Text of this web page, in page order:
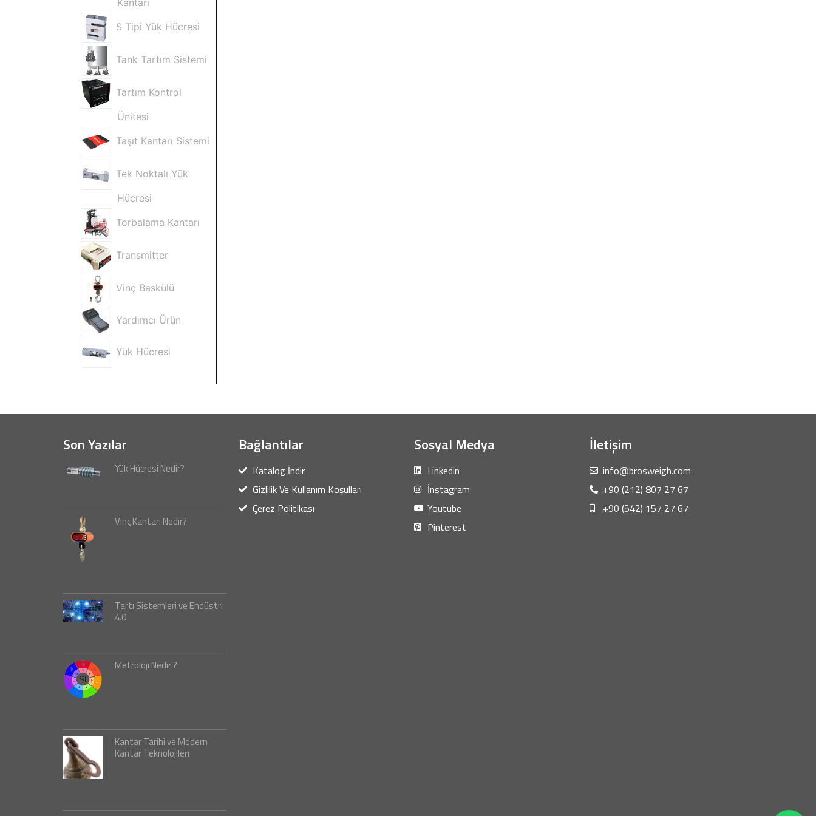
S Tipi Yük Hücresi
Tank Tartım Sistemi
Tartım Kontrol
Ünitesi
Taşıt Kantarı Sistemi
Tek Noktalı Yük
Hücresi
Torbalama Kantarı
Transmitter
Vinç Baskülü
Yardımcı Ürün
Yük Hücresi
Son Yazılar
Yük Hücresi Nedir?
Vinç Kantarı Nedir?
Tartı Sistemleri ve Endüstri
4.0
Metroloji Nedir ?
Kantar Tarihi ve Modern
Kantar Teknolojileri
Bağlantılar
Katalog İndir
Gizlilik Ve Kullanım Koşulları
Çerez Politikası
Sosyal Medya
Linkedin
İnstagram
Youtube
Pinterest
İletişim
info@brosweigh.com
+90 (212) 807 27 67
+90 (542) 157 27 67